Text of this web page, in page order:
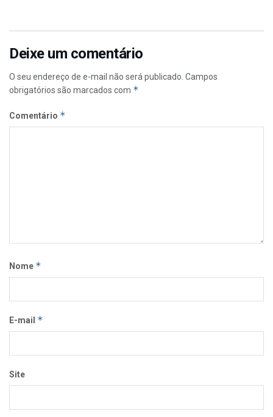
Deixe um comentário
O seu endereço de e-mail não será publicado. Campos
obrigatórios são marcados com *
Comentário *
Nome *
E-mail *
Site